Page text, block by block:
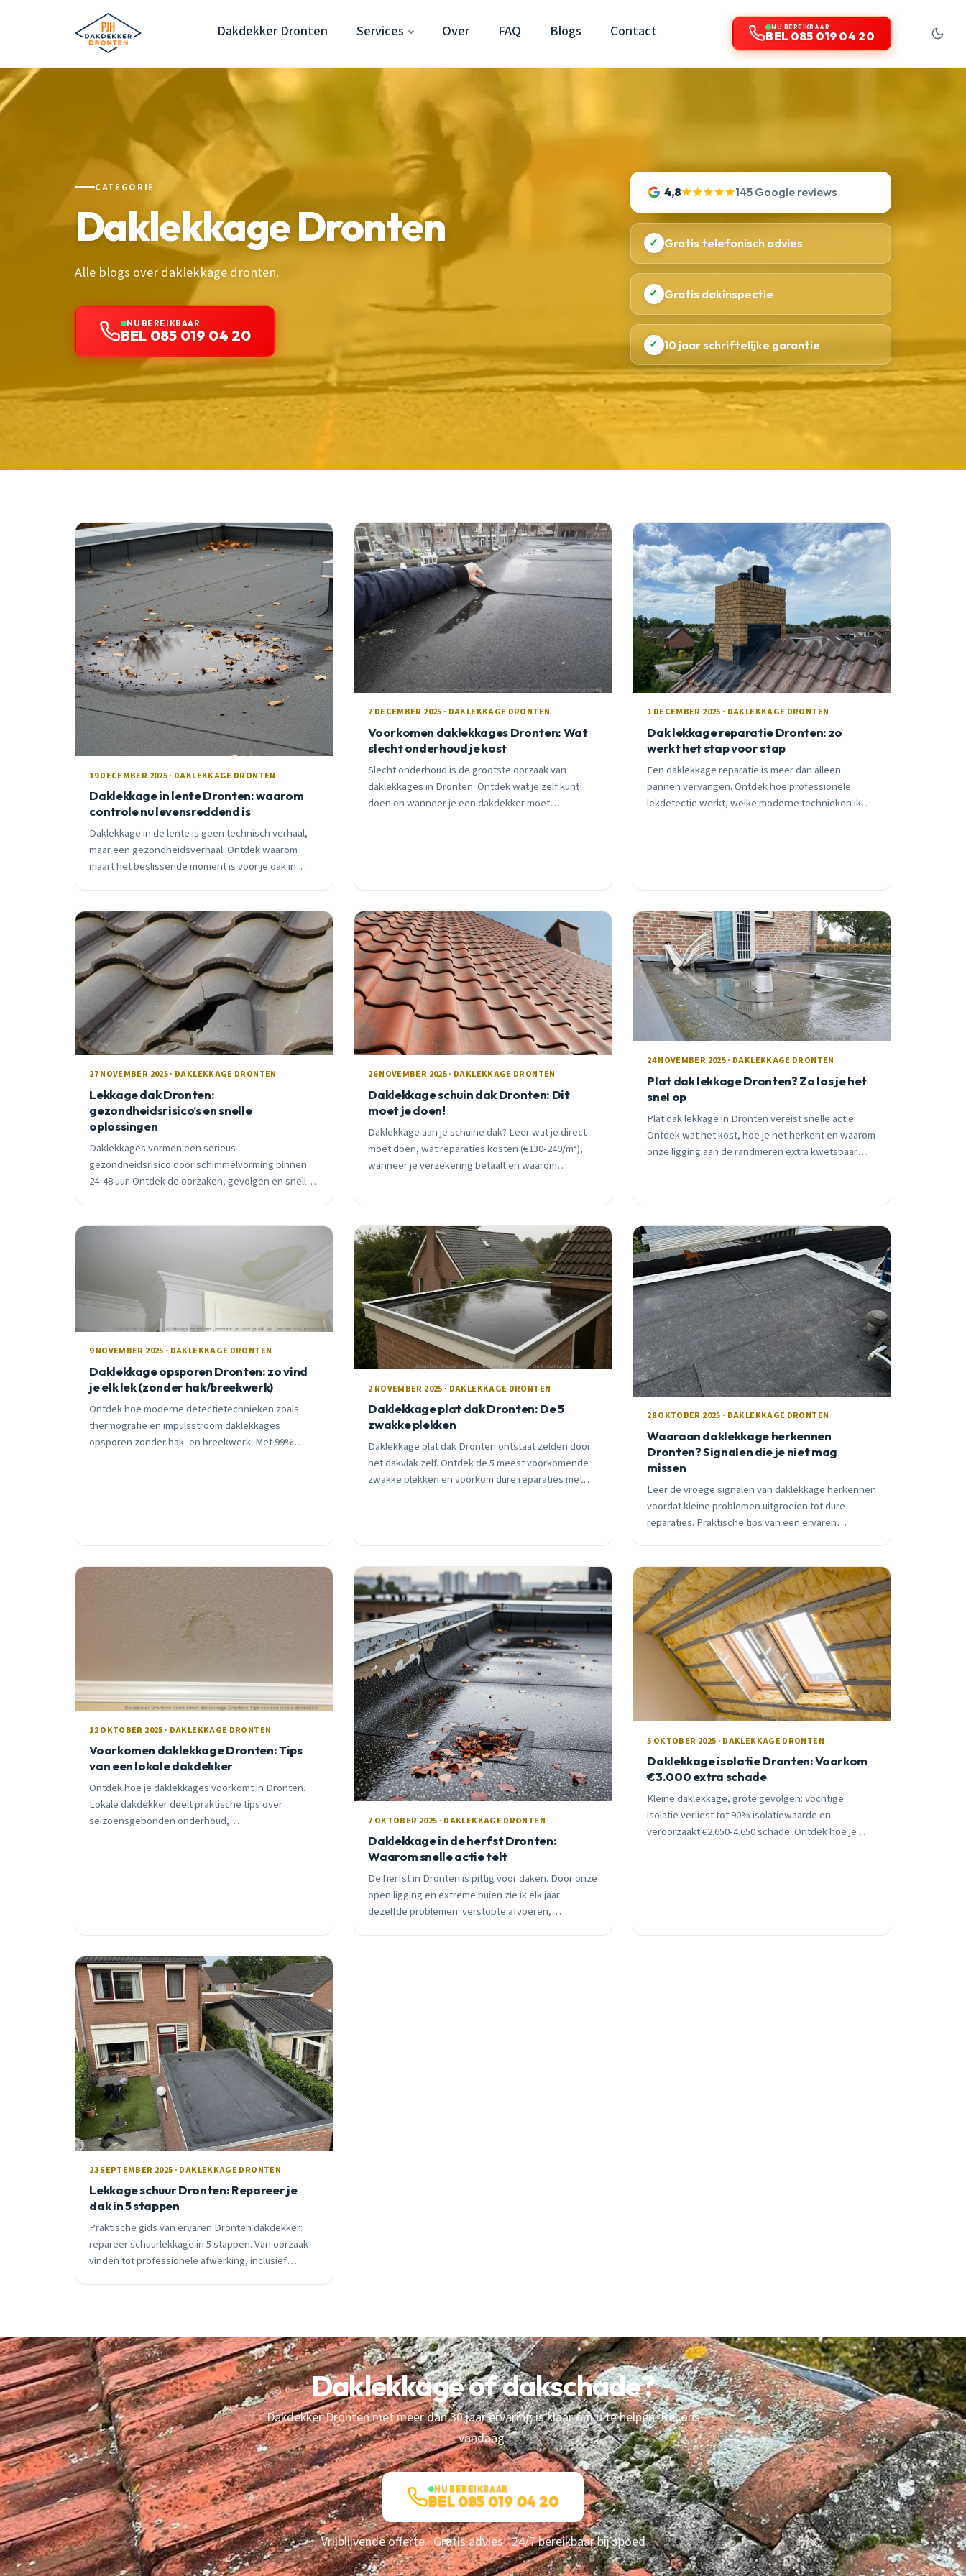
Dakdekker Dronten Services Over FAQ Blogs Contact NU BEREIKBAAR
BEL 085 019 04 20
CATEGORIE
Daklekkage Dronten
Alle blogs over daklekkage dronten.
NU BEREIKBAAR
BEL 085 019 04 20
4,8★★★★★145 Google reviews
✓ Gratis telefonisch advies
✓ Gratis dakinspectie
✓ 10 jaar schriftelijke garantie
19 DECEMBER 2025 · DAKLEKKAGE DRONTEN
Daklekkage in lente Dronten: waarom
controle nu levensreddend is
Daklekkage in de lente is geen technisch verhaal,
maar een gezondheidsverhaal. Ontdek waarom
maart het beslissende moment is voor je dak in
7 DECEMBER 2025 · DAKLEKKAGE DRONTEN
Voorkomen daklekkages Dronten: Wat
slecht onderhoud je kost
Slecht onderhoud is de grootste oorzaak van
daklekkages in Dronten. Ontdek wat je zelf kunt
doen en wanneer je een dakdekker moet
1 DECEMBER 2025 · DAKLEKKAGE DRONTEN
Dak lekkage reparatie Dronten: zo
werkt het stap voor stap
Een daklekkage reparatie is meer dan alleen
pannen vervangen. Ontdek hoe professionele
lekdetectie werkt, welke moderne technieken ik
27 NOVEMBER 2025 · DAKLEKKAGE DRONTEN
Lekkage dak Dronten:
gezondheidsrisico’s en snelle
oplossingen
Daklekkages vormen een serieus
gezondheidsrisico door schimmelvorming binnen
24-48 uur. Ontdek de oorzaken, gevolgen en snelle
26 NOVEMBER 2025 · DAKLEKKAGE DRONTEN
Daklekkage schuin dak Dronten: Dit
moet je doen!
Daklekkage aan je schuine dak? Leer wat je direct
moet doen, wat reparaties kosten (€130-240/m²),
wanneer je verzekering betaalt en waarom
24 NOVEMBER 2025 · DAKLEKKAGE DRONTEN
Plat dak lekkage Dronten? Zo los je het
snel op
Plat dak lekkage in Dronten vereist snelle actie.
Ontdek wat het kost, hoe je het herkent en waarom
onze ligging aan de randmeren extra kwetsbaar
9 NOVEMBER 2025 · DAKLEKKAGE DRONTEN
Daklekkage opsporen Dronten: zo vind
je elk lek (zonder hak/breekwerk)
Ontdek hoe moderne detectietechnieken zoals
thermografie en impulsstroom daklekkages
opsporen zonder hak- en breekwerk. Met 99%
2 NOVEMBER 2025 · DAKLEKKAGE DRONTEN
Daklekkage plat dak Dronten: De 5
zwakke plekken
Daklekkage plat dak Dronten ontstaat zelden door
het dakvlak zelf. Ontdek de 5 meest voorkomende
zwakke plekken en voorkom dure reparaties met
28 OKTOBER 2025 · DAKLEKKAGE DRONTEN
Waaraan daklekkage herkennen
Dronten? Signalen die je niet mag
missen
Leer de vroege signalen van daklekkage herkennen
voordat kleine problemen uitgroeien tot dure
reparaties. Praktische tips van een ervaren
12 OKTOBER 2025 · DAKLEKKAGE DRONTEN
Voorkomen daklekkage Dronten: Tips
van een lokale dakdekker
Ontdek hoe je daklekkages voorkomt in Dronten.
Lokale dakdekker deelt praktische tips over
seizoensgebonden onderhoud,
7 OKTOBER 2025 · DAKLEKKAGE DRONTEN
Daklekkage in de herfst Dronten:
Waarom snelle actie telt
De herfst in Dronten is pittig voor daken. Door onze
open ligging en extreme buien zie ik elk jaar
dezelfde problemen: verstopte afvoeren,
5 OKTOBER 2025 · DAKLEKKAGE DRONTEN
Daklekkage isolatie Dronten: Voorkom
€3.000 extra schade
Kleine daklekkage, grote gevolgen: vochtige
isolatie verliest tot 90% isolatiewaarde en
veroorzaakt €2.650-4.650 schade. Ontdek hoe je met
23 SEPTEMBER 2025 · DAKLEKKAGE DRONTEN
Lekkage schuur Dronten: Repareer je
dak in 5 stappen
Praktische gids van ervaren Dronten dakdekker:
repareer schuurlekkage in 5 stappen. Van oorzaak
vinden tot professionele afwerking, inclusief
Daklekkage of dakschade?
Dakdekker Dronten met meer dan 30 jaar ervaring is klaar om u te helpen. Bel ons
vandaag.
NU BEREIKBAAR
BEL 085 019 04 20
Vrijblijvende offerte · Gratis advies · 24/7 bereikbaar bij spoed